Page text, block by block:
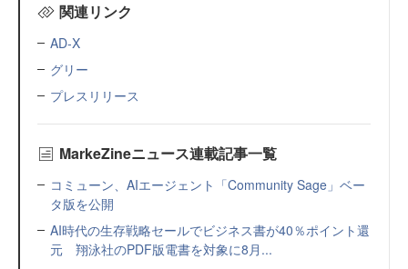
関連リンク
AD-X
グリー
プレスリリース
MarkeZineニュース連載記事一覧
コミューン、AIエージェント「Community Sage」ベー
タ版を公開
AI時代の生存戦略セールでビジネス書が40％ポイント還
元 翔泳社のPDF版電書を対象に8月...